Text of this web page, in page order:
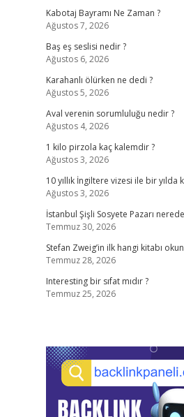
Kabotaj Bayramı Ne Zaman ?
Ağustos 7, 2026
Baş eş seslisi nedir ?
Ağustos 6, 2026
Karahanlı ölürken ne dedi ?
Ağustos 5, 2026
Aval verenin sorumluluğu nedir ?
Ağustos 4, 2026
1 kilo pirzola kaç kalemdir ?
Ağustos 3, 2026
10 yıllık İngiltere vizesi ile bir yılda
Ağustos 3, 2026
İstanbul Şişli Sosyete Pazarı
Temmuz 30, 2026
Stefan Zweig’in ilk hangi kitabı
Temmuz 28, 2026
Interesting bir sıfat mıdır ?
Temmuz 25, 2026